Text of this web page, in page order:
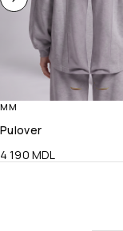
MM
Pulover
4 190 MDL